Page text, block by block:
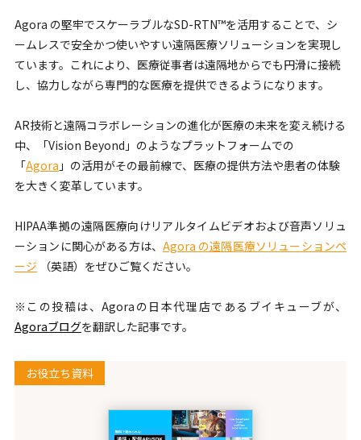
Agora の堅牢でスケーラブルなSD-RTN™を活用することで、シ
ームレスで安全かつ使いやすい遠隔医療ソリューションを実現し
ています。これにより、医療従事者は遠隔地からでも円滑に接続
し、協力しながら専門的な医療を提供できるようになります。
AR技術と遠隔コラボレーションの進化が医療の未来を変え続ける
中、「Vision Beyond」のようなプラットフォームでの
「Agora 」の活用がその最前線で、医療の提供方法や患者の体験
を大きく変革しています。
HIPAA準拠の遠隔医療向けリアルタイムビデオおよび音声ソリュ
ーションに関心がある方は、 Agora の遠隔医療ソリューションペ
ージ （英語）をぜひご覧ください。
※この投稿は、Agoraの日本代理店であるブイキューブが、
Agoraブログを翻訳した記事です。
お役立ち資料